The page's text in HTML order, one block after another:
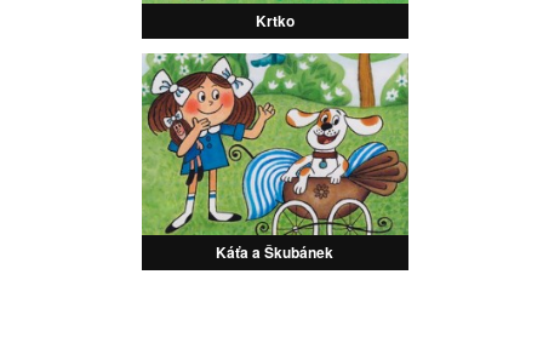
Krtko
Káťa a Škubánek